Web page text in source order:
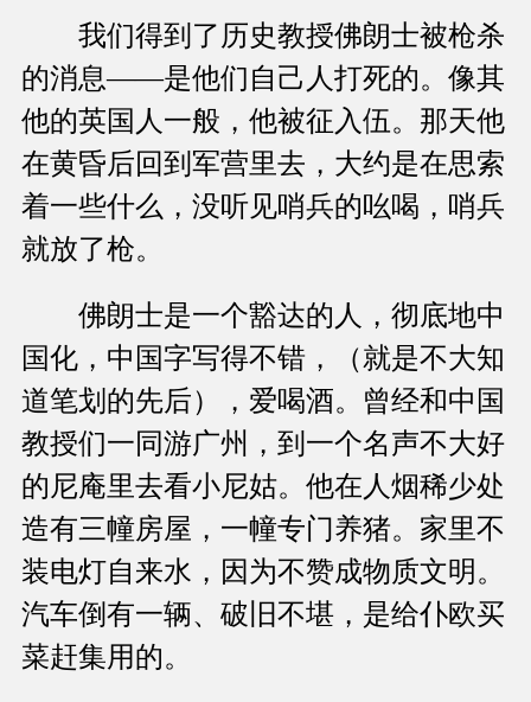
我们得到了历史教授佛朗士被枪杀
的消息——是他们自己人打死的。像其
他的英国人一般，他被征入伍。那天他
在黄昏后回到军营里去，大约是在思索
着一些什么，没听见哨兵的吆喝，哨兵
就放了枪。
佛朗士是一个豁达的人，彻底地中
国化，中国字写得不错，（就是不大知
道笔划的先后），爱喝酒。曾经和中国
教授们一同游广州，到一个名声不大好
的尼庵里去看小尼姑。他在人烟稀少处
造有三幢房屋，一幢专门养猪。家里不
装电灯自来水，因为不赞成物质文明。
汽车倒有一辆、破旧不堪，是给仆欧买
菜赶集用的。